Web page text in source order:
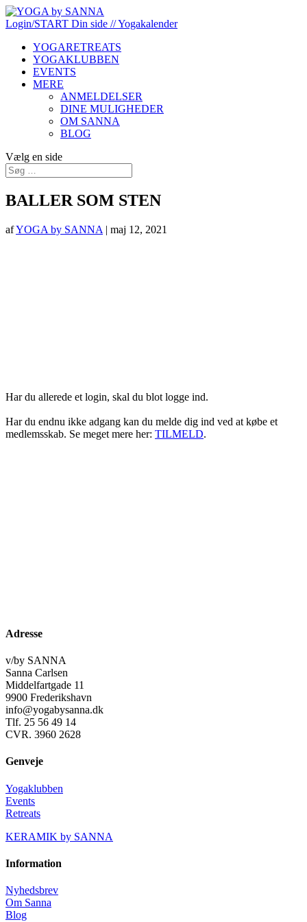
Login/START Din side // Yogakalender
YOGARETREATS
YOGAKLUBBEN
EVENTS
MERE
ANMELDELSER
DINE MULIGHEDER
OM SANNA
BLOG
Vælg en side
BALLER SOM STEN
afYOGA by SANNA | maj 12, 2021
Har du allerede et login, skal du blot logge ind.
Har du endnu ikke adgang kan du melde dig ind ved at købe et
medlemsskab. Se meget mere her: TILMELD.
Adresse
v/by SANNA
Sanna Carlsen
Middelfartgade 11
9900 Frederikshavn
info@yogabysanna.dk
Tlf. 25 56 49 14
CVR. 3960 2628
Genveje
Yogaklubben
Events
Retreats
KERAMIK by SANNA
Information
Nyhedsbrev
Om Sanna
Blog